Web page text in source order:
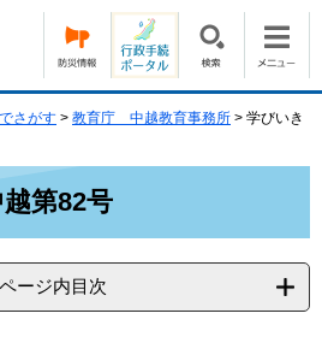
さがす > 教育庁 中越教育事務所 > 学びいき
第82号
ページ内目次